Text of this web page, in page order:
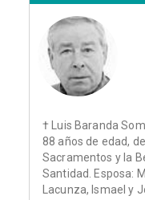
† Luis Baranda
88 años de edad,
Sacramentos y la
Santidad. Esposa:
Lacunza, Ismael y